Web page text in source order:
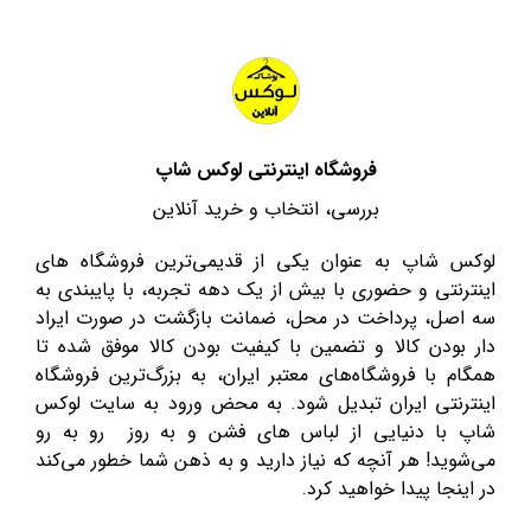
فروشگاه اینترنتی لوکس شاپ
بررسی، انتخاب و خرید آنلاین
لوکس شاپ به عنوان یکی از قدیمی‌ترین فروشگاه های
اینترنتی و حضوری با بیش از یک دهه تجربه، با پایبندی به
سه اصل، پرداخت در محل، ضمانت بازگشت در صورت ایراد
دار بودن کالا و تضمین با کیفیت بودن کالا موفق شده تا
همگام با فروشگاه‌های معتبر ایران، به بزرگ‌ترین فروشگاه
اینترنتی ایران تبدیل شود. به محض ورود به سایت لوکس
شاپ با دنیایی از لباس های فشن و به روز رو به رو
می‌شوید! هر آنچه که نیاز دارید و به ذهن شما خطور می‌کند
در اینجا پیدا خواهید کرد.